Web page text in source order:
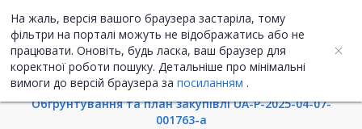
На жаль, версія вашого браузера застаріла, тому
фільтри на порталі можуть не відображатись або не
працювати. Оновіть, будь ласка, ваш браузер для
коректної роботи пошуку. Детальніше про мінімальні
вимоги до версій браузера за посиланням .
UA ENG
Інформація про закупівлю
Обгрунтування та план закупівлі UA-P-2025-04-07-
001763-a